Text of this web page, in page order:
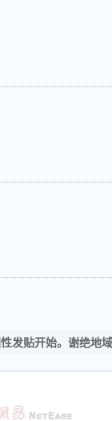
发贴开始。谢绝地